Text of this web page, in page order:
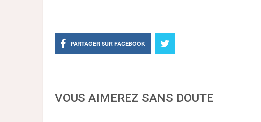
PARTAGER SUR FACEBOOK
VOUS AIMEREZ SANS DOUTE